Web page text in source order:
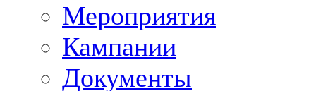
Мероприятия
Кампании
Документы